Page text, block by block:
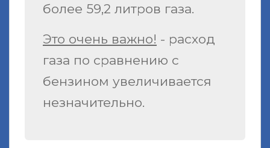
более 59,2 литров газа.
Это очень важно! - расход
газа по сравнению с
бензином увеличивается
незначительно.